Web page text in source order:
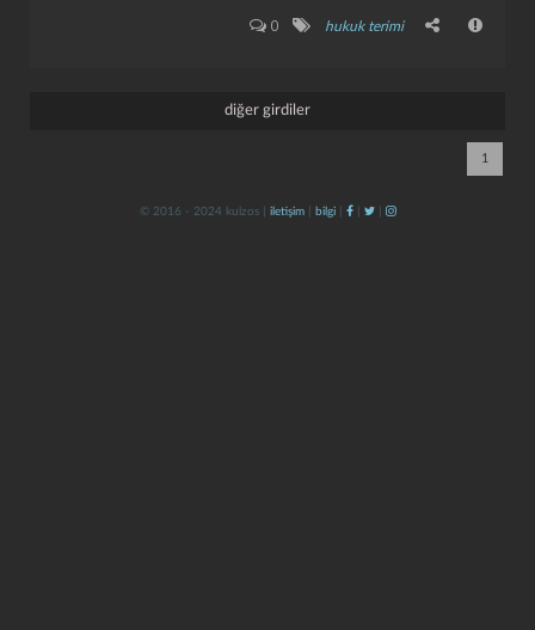
0 hukuk terimi
diğer girdiler
1
© 2016 - 2024 kulzos | iletişim| bilgi| | |